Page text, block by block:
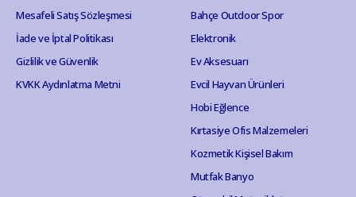
Mesafeli Satış Sözleşmesi
İade ve İptal Politikası
Gizlilik ve Güvenlik
KVKK Aydınlatma Metni
Bahçe Outdoor Spor
Elektronik
Ev Aksesuarı
Evcil Hayvan Ürünleri
Hobi Eğlence
Kırtasiye Ofis Malzemeleri
Kozmetik Kişisel Bakım
Mutfak Banyo